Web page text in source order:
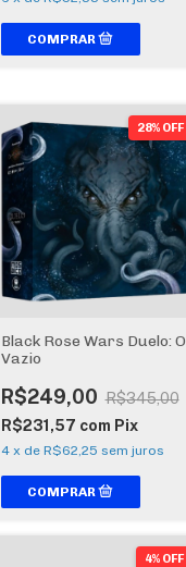
28% OFF
Black Rose Wars Duelo: O
Vazio
R$249,00 R$345,00
R$231,57 com Pix
4 x de R$62,25 sem juros
4% OFF